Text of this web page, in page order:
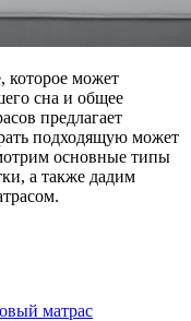
которое может
сна и общее
предлагает
подходящую может
основные типы
а также дадим
матрас